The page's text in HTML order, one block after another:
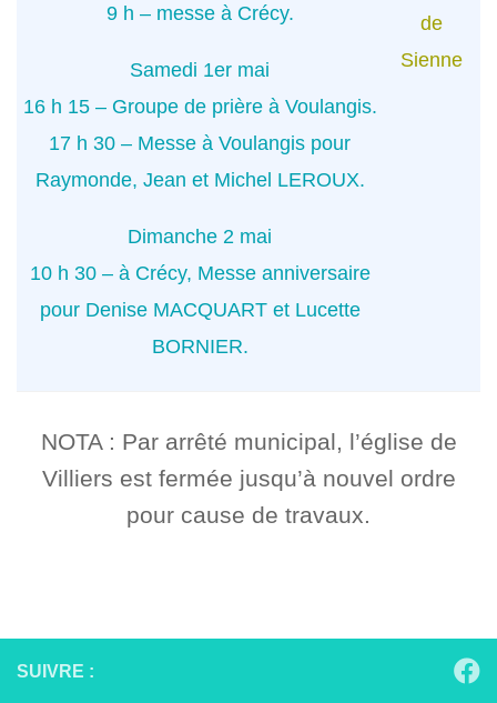
9 h – messe à Crécy.
Samedi 1er mai
16 h 15 – Groupe de prière à Voulangis.
17 h 30 – Messe à Voulangis pour
Raymonde, Jean et Michel LEROUX.
Dimanche 2 mai
10 h 30 – à Crécy, Messe anniversaire
pour Denise MACQUART et Lucette
BORNIER.
de
Sienne
NOTA : Par arrêté municipal, l’église de
Villiers est fermée jusqu’à nouvel ordre
pour cause de travaux.
SUIVRE :